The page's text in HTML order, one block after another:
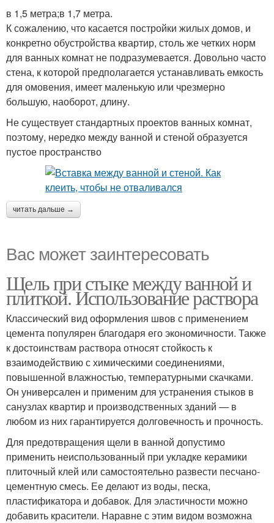
в 1,5 метра;в 1,7 метра.
К сожалению, что касается постройки жилых домов, и
конкретно обустройства квартир, столь же четких норм
для ванных комнат не подразумевается. Довольно часто
стена, к которой предполагается устанавливать емкость
для омовения, имеет маленькую или чрезмерно
большую, наоборот, длину.
Не существует стандартных проектов ванных комнат,
поэтому, нередко между ванной и стеной образуется
пустое пространство
читать дальше →
Вас может заинтересовать
Щель при стыке между ванной и
плиткой. Использование раствора
Классический вид оформления швов с применением
цемента популярен благодаря его экономичности. Также
к достоинствам раствора относят стойкость к
взаимодействию с химическими соединениями,
повышенной влажностью, температурными скачками.
Он универсален и применим для устранения стыков в
санузлах квартир и производственных зданий — в
любом из них гарантируется долговечность и прочность.
Для предотвращения щели в ванной допустимо
применить неиспользованный при укладке керамики
плиточный клей или самостоятельно развести песчано-
цементную смесь. Ее делают из воды, песка,
пластификатора и добавок. Для эластичности можно
добавить красители. Наравне с этим видом возможна